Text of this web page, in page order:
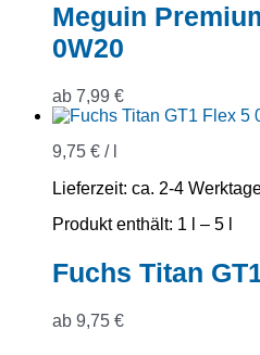
Meguin
0W20
ab 7,99 €
9,75 € /
Lieferzeit: ca. 2-4
Produkt enthält: 1
– 5
Fuchs Titan
ab 9,75 €